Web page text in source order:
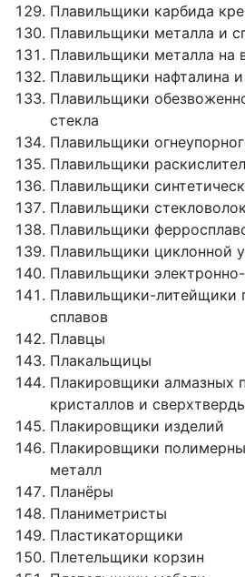
Плавильщики карбида
Плавильщики металла и
Плавильщики металла на
Плавильщики нафталина
Плавильщики
стекла
Плавильщики
Плавильщики
Плавильщики
Плавильщики
Плавильщики
Плавильщики циклонной
Плавильщики
Плавильщики-литейщики
сплавов
Плавцы
Плакальщицы
Плакировщики алмазных
кристаллов и
Плакировщики изделий
Плакировщики
металл
Планёры
Планиметристы
Пластикаторщики
Плетельщики корзин